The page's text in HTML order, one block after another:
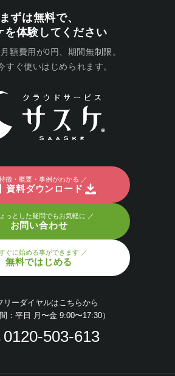
まずは無料で、
を体験してください
額費用が0円、期間無制限。
すぐ使いはじめられます。
徴・概要・事例がわかる ／
資料ダウンロード
っとした疑問でもお気軽に ／
お問い合わせ
ぐに始める事ができます ／
無料ではじめる
リーダイヤルはこちらから
：平日 月〜金 9:00〜17:30）
0120-503-613